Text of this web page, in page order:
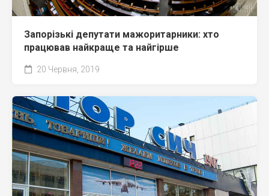
Запорізькі депутати мажоритарники: хто
працював найкраще та найгірше
20 Червня, 2019